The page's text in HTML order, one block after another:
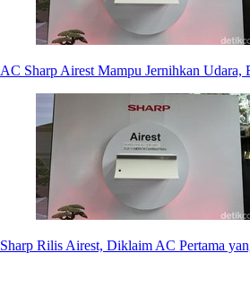
AC Sharp Airest Mampu Jernihkan Udara,
Sharp Rilis Airest, Diklaim AC Pertama